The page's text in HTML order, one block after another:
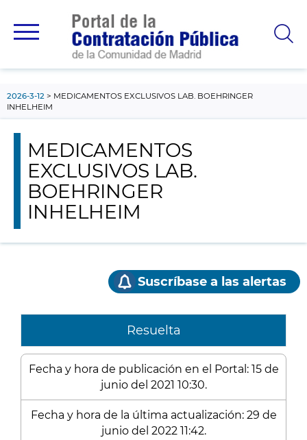
principal
2026-3-12
MEDICAMENTOS EXCLUSIVOS LAB. BOEHRINGER
INHELHEIM
MEDICAMENTOS
EXCLUSIVOS LAB.
BOEHRINGER
INHELHEIM
Suscríbase a las alertas
Resuelta
Fecha y hora de publicación en el Portal: 15 de
junio del 2021 10:30.
Fecha y hora de la última actualización: 29 de
junio del 2022 11:42.